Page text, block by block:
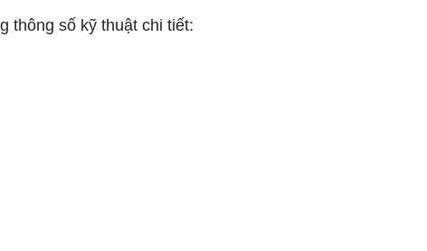
thông số kỹ thuật chi tiết: